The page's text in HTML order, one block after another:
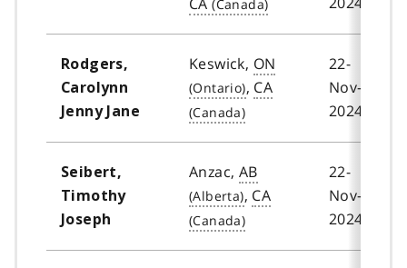
Rodgers,
Carolynn
Jenny Jane
Keswick, ON
, CA
22-
Nov-
2024
Seibert,
Timothy
Joseph
Anzac, AB
, CA
22-
Nov-
2024